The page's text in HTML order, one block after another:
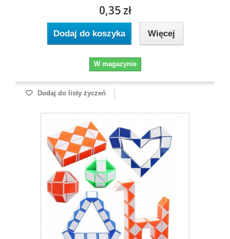
0,35 zł
Dodaj do koszyka Więcej
W magazynie
Dodaj do listy życzeń